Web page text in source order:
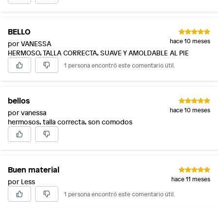
BELLO
por VANESSA hace 10 meses
HERMOSO, TALLA CORRECTA, SUAVE Y AMOLDABLE AL PIE
1 persona encontró este comentario útil.
bellos
por vanessa hace 10 meses
hermosos, talla correcta, son comodos
Buen material
por Less
hace 11 meses
1 persona encontró este comentario útil.